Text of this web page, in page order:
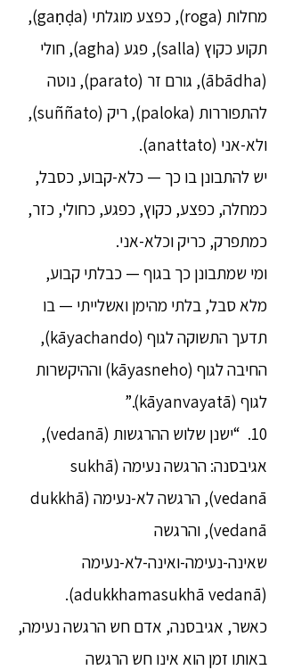
מחלות (roga), כפצע מוגלתי (gaṇḍa),
תקוע כקוץ (salla), פגע (agha), חולי
(ābādha), גורם זר (parato), נוטה
להתפוררות (paloka), ריק (suññato),
ולא-אני (anattato).
יש להתבונן בו כך — כלא-קבוע, כסבל,
כמחלה, כפצע, כקוץ, כפגע, כחולי, כזר,
כמתפרק, כריק וכלא-אני.
ומי שמתבונן כך בגוף — כבלתי קבוע,
מלא סבל, בלתי מהימן ואשלייתי — בו
תדעך התשוקה לגוף (kāyachando),
החיבה לגוף (kāyasneho) וההיקשרות
לגוף (kāyanvayatā).”
10. “ישנן שלוש ההרגשות (vedanā),
אגיבסנה: הרגשה נעימה (sukhā
vedanā), הרגשה לא-נעימה (dukkhā
vedanā), והרגשה
שאינה-נעימה-ואינה-לא-נעימה
(adukkhamasukhā vedanā).
כאשר, אגיבסנה, אדם חש הרגשה נעימה,
באותו זמן הוא אינו חש הרגשה